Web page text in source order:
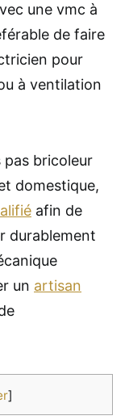
une vmc à
de faire
pour
à ventilation
pas bricoleur
domestique,
afin de
durablement
un artisan
]